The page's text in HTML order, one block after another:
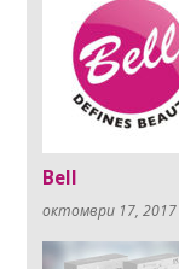
Bell
октомври 17, 2017